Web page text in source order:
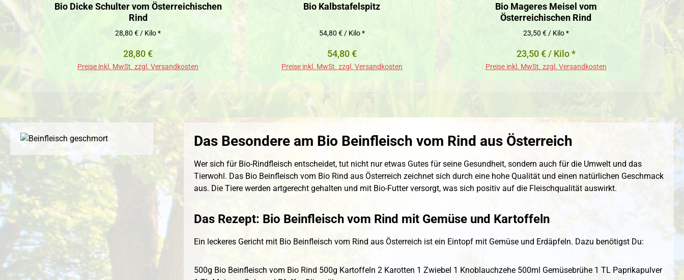
Bio Dicke Schulter vom Österreichischen
Rind
28,80 € / Kilo *
Regulärer Preis:
28,80 €
Preise inkl. MwSt. zzgl. Versandkosten
Bio Kalbstafelspitz
54,80 € / Kilo *
Regulärer Preis:
54,80 €
Preise inkl. MwSt. zzgl. Versandkosten
Bio Mageres Meisel vom
Österreichischen Rind
23,50 € / Kilo *
23,50 € / Kilo *
Preise inkl. MwSt. zzgl. Versandkosten
Das Besondere am Bio Beinfleisch vom Rind aus Österreich
Wer sich für Bio-Rindfleisch entscheidet, tut nicht nur etwas Gutes für seine Gesundheit, sondern auch für die Umwelt und das
Tierwohl. Das Bio Beinfleisch vom Bio Rind aus Österreich zeichnet sich durch eine hohe Qualität und einen natürlichen Geschmack
aus. Die Tiere werden artgerecht gehalten und mit Bio-Futter versorgt, was sich positiv auf die Fleischqualität auswirkt.
Das Rezept: Bio Beinfleisch vom Rind mit Gemüse und Kartoffeln
Ein leckeres Gericht mit Bio Beinfleisch vom Rind aus Österreich ist ein Eintopf mit Gemüse und Erdäpfeln. Dazu benötigst Du:
500g Bio Beinfleisch vom Bio Rind 500g Kartoffeln 2 Karotten 1 Zwiebel 1 Knoblauchzehe 500ml Gemüsebrühe 1 TL Paprikapulver